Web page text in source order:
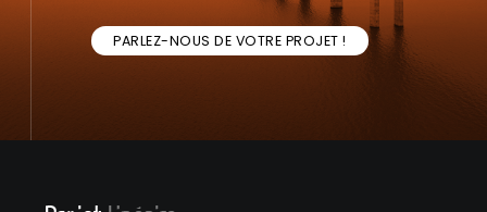
PARLEZ-NOUS DE VOTRE PROJET !